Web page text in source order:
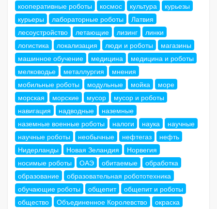
кооперативные роботы
космос культура
курьезы
курьеры
лабораторные роботы
Латвия
лесоустройство
летающие лизинг
линки
логистика
локализация люди и роботы
магазины
машинное обучение
медицина
медицина и роботы
мелководье
металлургия
мнения
мобильные роботы
модульные мойка
море
морская
морские мусор
мусор и роботы
навигация
надводные
наземные
наземные военные роботы
налоги наука
научные
научные роботы
необычные нефтегаз
нефть
Нидерланды
Новая Зеландия
Норвегия
носимые роботы
ОАЭ обитаемые
обработка
образование
образовательная робототехника
обучающие роботы
общепит
общепит и роботы
общество
Объединенное Королевство
окраска